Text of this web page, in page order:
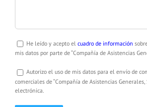
He leído y acepto el cuadro de información
mis datos por parte de “Compañía de Asistencias
Autorizo el uso de mis datos para el envío de
comerciales de “Compañía de Asistencias Generales,
electrónica.